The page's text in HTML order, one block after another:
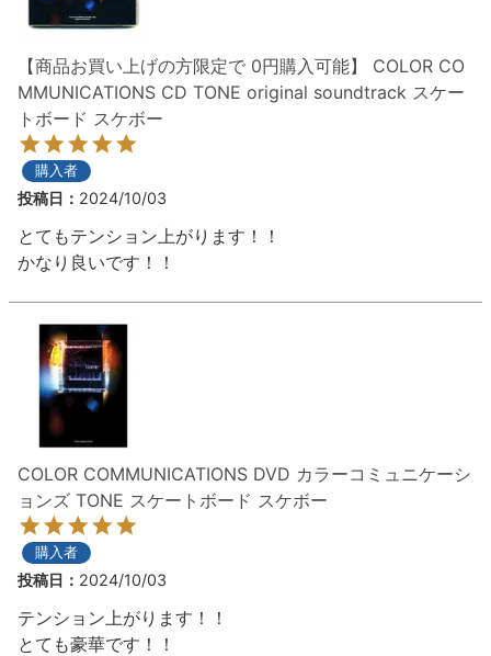
【商品お買い上げの方限定で 0円購入可能】 COLOR CO
MMUNICATIONS CD TONE original soundtrack スケー
トボード スケボー
購入者
投稿日 2024/10/03
とてもテンション上がります！！
かなり良いです！！
COLOR COMMUNICATIONS DVD カラーコミュニケーシ
ョンズ TONE スケートボード スケボー
購入者
投稿日 2024/10/03
テンション上がります！！
とても豪華です！！